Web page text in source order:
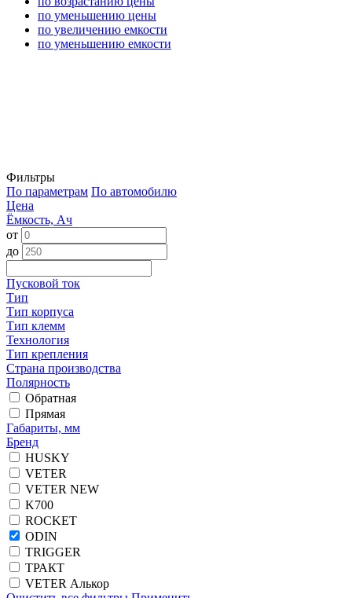
по уменьшению цены
по увеличению емкости
по уменьшению емкости
Фильтры
По параметрам По автомобилю
Цена
Ёмкость, Ач
от
до
Пусковой ток
Тип
Тип корпуса
Тип клемм
Технология
Тип крепления
Страна производства
Полярность
Обратная
Прямая
Габариты, мм
Бренд
HUSKY
VETER
VETER NEW
K700
ROCKET
ODIN
TRIGGER
ТРАКТ
VETER Алькор